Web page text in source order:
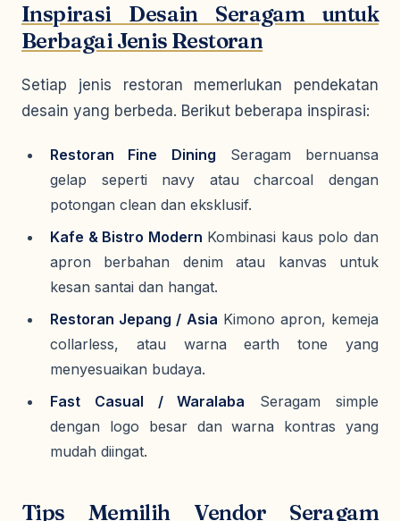
Inspirasi Desain Seragam untuk
Berbagai Jenis Restoran
Setiap jenis restoran memerlukan pendekatan
desain yang berbeda. Berikut beberapa inspirasi:
Restoran Fine Dining Seragam bernuansa
gelap seperti navy atau charcoal dengan
potongan clean dan eksklusif.
Kafe & Bistro Modern Kombinasi kaus polo dan
apron berbahan denim atau kanvas untuk
kesan santai dan hangat.
Restoran Jepang / Asia Kimono apron, kemeja
collarless, atau warna earth tone yang
menyesuaikan budaya.
Fast Casual / Waralaba Seragam simple
dengan logo besar dan warna kontras yang
mudah diingat.
Tips Memilih Vendor Seragam